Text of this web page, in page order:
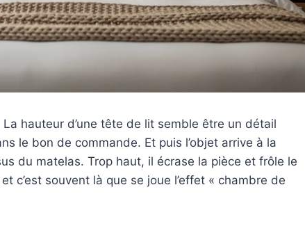
hauteur d’une tête de lit semble être un détail
le bon de commande. Et puis l’objet arrive à la
du matelas. Trop haut, il écrase la pièce et frôle le
c’est souvent là que se joue l’effet « chambre de